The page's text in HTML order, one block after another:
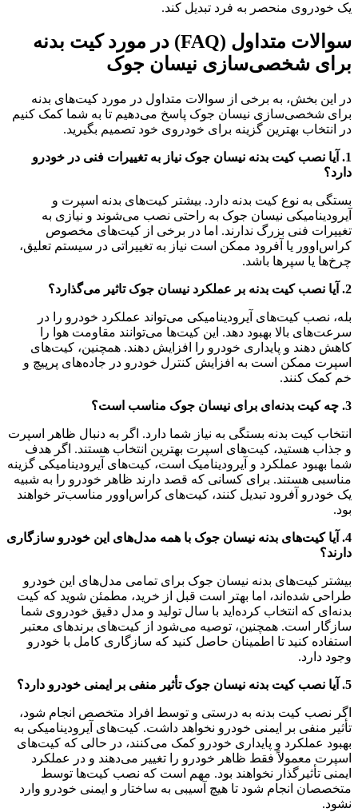
یک خودروی منحصر به فرد تبدیل کند.
سوالات متداول (FAQ) در مورد کیت بدنه
برای شخصی‌سازی نیسان جوک
در این بخش، به برخی از سوالات متداول در مورد کیت‌های بدنه
برای شخصی‌سازی نیسان جوک پاسخ می‌دهیم تا به شما کمک کنیم
در انتخاب بهترین گزینه برای خودروی خود تصمیم بگیرید.
1. آیا نصب کیت بدنه نیسان جوک نیاز به تغییرات فنی در خودرو
دارد؟
بستگی به نوع کیت بدنه دارد. بیشتر کیت‌های بدنه اسپرت و
آیرودینامیکی نیسان جوک به راحتی نصب می‌شوند و نیازی به
تغییرات فنی بزرگ ندارند. اما در برخی از کیت‌های مخصوص
کراس‌اوور یا آفرود ممکن است نیاز به تغییراتی در سیستم تعلیق،
چرخ‌ها یا سپرها باشد.
2. آیا نصب کیت بدنه بر عملکرد نیسان جوک تاثیر می‌گذارد؟
بله، نصب کیت‌های آیرودینامیکی می‌تواند عملکرد خودرو را در
سرعت‌های بالا بهبود دهد. این کیت‌ها می‌توانند مقاومت هوا را
کاهش دهند و پایداری خودرو را افزایش دهند. همچنین، کیت‌های
اسپرت ممکن است به افزایش کنترل خودرو در جاده‌های پرپیچ و
خم کمک کنند.
3. چه کیت بدنه‌ای برای نیسان جوک مناسب است؟
انتخاب کیت بدنه بستگی به نیاز شما دارد. اگر به دنبال ظاهر اسپرت
و جذاب هستید، کیت‌های اسپرت بهترین انتخاب هستند. اگر هدف
شما بهبود عملکرد و آیرودینامیک است، کیت‌های آیرودینامیکی گزینه
مناسبی هستند. برای کسانی که قصد دارند ظاهر خودرو را به شبیه
یک خودرو آفرود تبدیل کنند، کیت‌های کراس‌اوور مناسب‌تر خواهند
بود.
4. آیا کیت‌های بدنه نیسان جوک با همه مدل‌های این خودرو سازگاری
دارند؟
بیشتر کیت‌های بدنه نیسان جوک برای تمامی مدل‌های این خودرو
طراحی شده‌اند، اما بهتر است قبل از خرید، مطمئن شوید که کیت
بدنه‌ای که انتخاب کرده‌اید با سال تولید و مدل دقیق خودروی شما
سازگار است. همچنین، توصیه می‌شود از کیت‌های برندهای معتبر
استفاده کنید تا اطمینان حاصل کنید که سازگاری کامل با خودرو
وجود دارد.
5. آیا نصب کیت بدنه نیسان جوک تأثیر منفی بر ایمنی خودرو دارد؟
اگر نصب کیت بدنه به درستی و توسط افراد متخصص انجام شود،
تأثیر منفی بر ایمنی خودرو نخواهد داشت. کیت‌های آیرودینامیکی به
بهبود عملکرد و پایداری خودرو کمک می‌کنند، در حالی که کیت‌های
اسپرت معمولاً فقط ظاهر خودرو را تغییر می‌دهند و در عملکرد
ایمنی تأثیرگذار نخواهند بود. مهم است که نصب کیت‌ها توسط
متخصصان انجام شود تا هیچ آسیبی به ساختار و ایمنی خودرو وارد
نشود.